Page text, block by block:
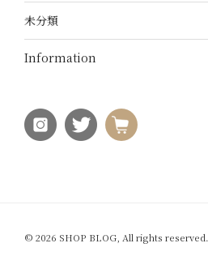
未分類
Information
© 2026 SHOP BLOG, All rights reserved.